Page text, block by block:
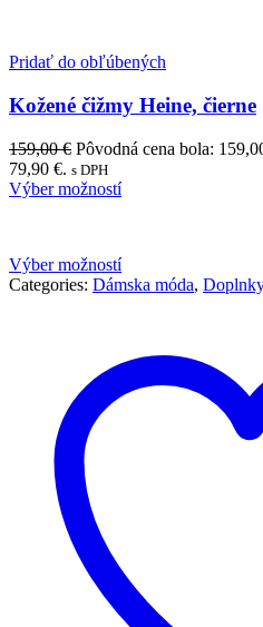
Pridať do obľúbených
Kožené čižmy Heine, čierne
159,00€ Pôvodná cena bola:
79,90 €. s DPH
Výber možností
Výber možností
Categories: Dámska móda, Doplnky